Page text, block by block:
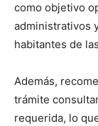
como objetivo
administrativos
habitantes de
Además,
trámite
requerida, lo